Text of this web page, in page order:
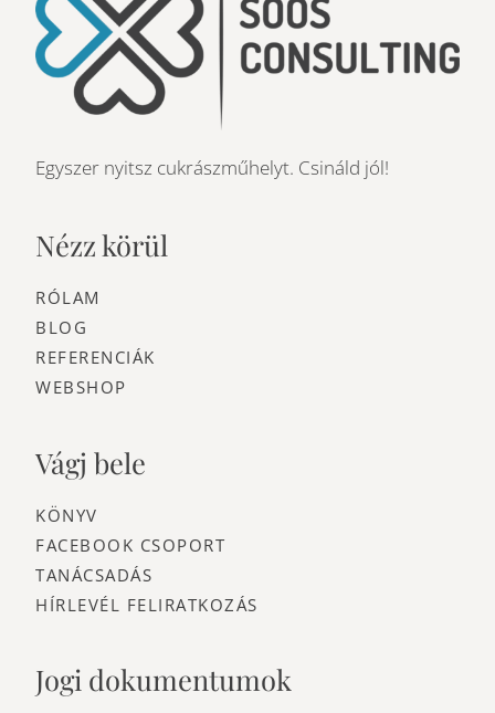
Egyszer nyitsz cukrászműhelyt. Csináld jól!
Nézz körül
RÓLAM
BLOG
REFERENCIÁK
WEBSHOP
Vágj bele
KÖNYV
FACEBOOK CSOPORT
TANÁCSADÁS
HÍRLEVÉL FELIRATKOZÁS
Jogi dokumentumok